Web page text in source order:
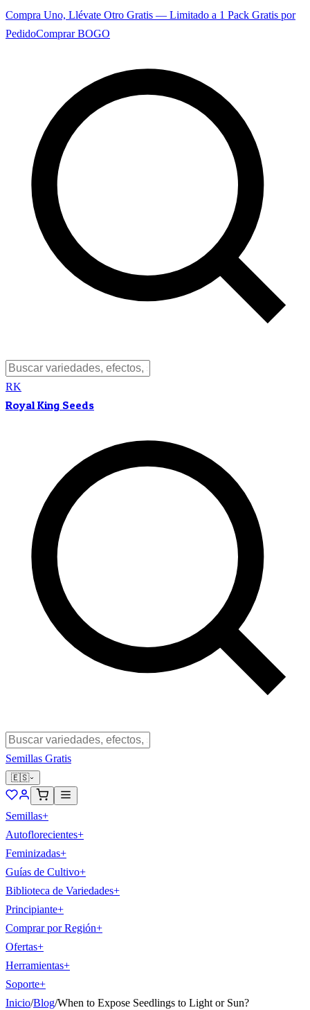
Compra Uno, Llévate Otro Gratis — Limitado a 1 Pack Gratis por
PedidoComprar BOGO
RK
Royal King Seeds
Semillas Gratis
🇪🇸
Semillas+
Autoflorecientes+
Feminizadas+
Guías de Cultivo+
Biblioteca de Variedades+
Principiante+
Comprar por Región+
Ofertas+
Herramientas+
Soporte+
Inicio/Blog/When to Expose Seedlings to Light or Sun?